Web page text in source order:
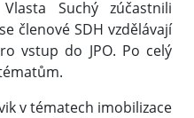
Suchý zúčastnili
členové SDH vzdělávají
vstup do JPO. Po celý
v tématech imobilizace